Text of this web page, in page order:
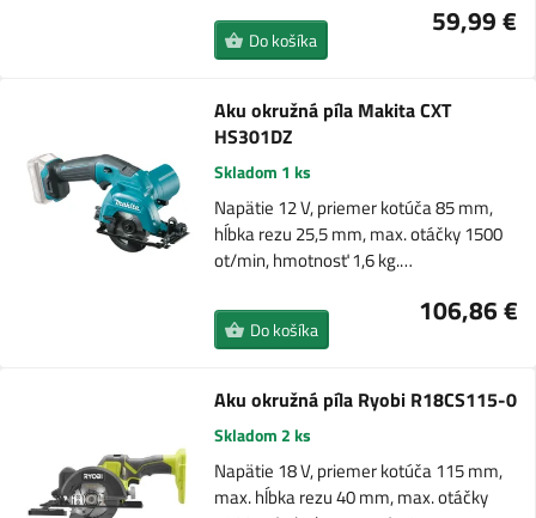
59,99 €
Do košíka
Aku okružná píla Makita CXT
HS301DZ
Skladom 1 ks
Napätie 12 V, priemer kotúča 85 mm,
hĺbka rezu 25,5 mm, max. otáčky 1500
ot/min, hmotnosť 1,6 kg.…
106,86 €
Do košíka
Aku okružná píla Ryobi R18CS115-0
Skladom 2 ks
Napätie 18 V, priemer kotúča 115 mm,
max. hĺbka rezu 40 mm, max. otáčky